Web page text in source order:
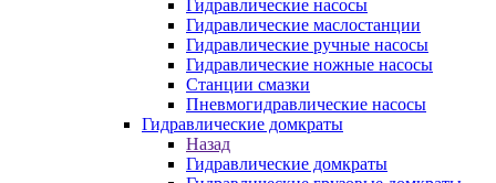
Гидравлические насосы
Гидравлические маслостанции
Гидравлические ручные насосы
Гидравлические ножные насосы
Станции смазки
Пневмогидравлические насосы
Гидравлические домкраты
Назад
Гидравлические домкраты